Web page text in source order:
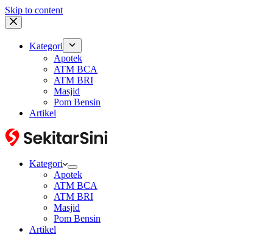
Skip to content
Kategori
Apotek
ATM BCA
ATM BRI
Masjid
Pom Bensin
Artikel
Kategori
Apotek
ATM BCA
ATM BRI
Masjid
Pom Bensin
Artikel